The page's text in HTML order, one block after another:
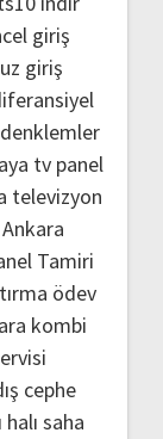
giriş
giriş
tv panel
televizyon
Ankara
Tamiri
ödev
kombi
cephe
halı saha